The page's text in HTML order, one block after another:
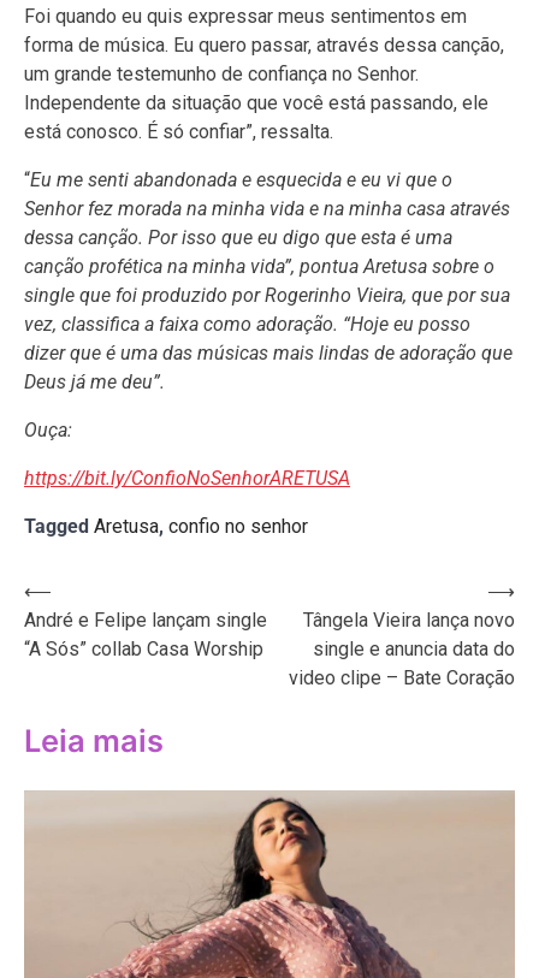
Foi quando eu quis expressar meus sentimentos em
forma de música. Eu quero passar, através dessa canção,
um grande testemunho de confiança no Senhor.
Independente da situação que você está passando, ele
está conosco. É só confiar”, ressalta.
“Eu me senti abandonada e esquecida e eu vi que o
Senhor fez morada na minha vida e na minha casa através
dessa canção. Por isso que eu digo que esta é uma
canção profética na minha vida”, pontua Aretusa sobre o
single que foi produzido por Rogerinho Vieira, que por sua
vez, classifica a faixa como adoração. “Hoje eu posso
dizer que é uma das músicas mais lindas de adoração que
Deus já me deu”.
Ouça:
https://bit.ly/ConfioNoSenhorARETUSA
Tagged Aretusa, confio no senhor
Navegação
de
⟵
André e Felipe lançam single
“A Sós” collab Casa Worship
Tângela Vieira lança novo
single e anuncia data do
video clipe – Bate Coração
⟶
Leia mais